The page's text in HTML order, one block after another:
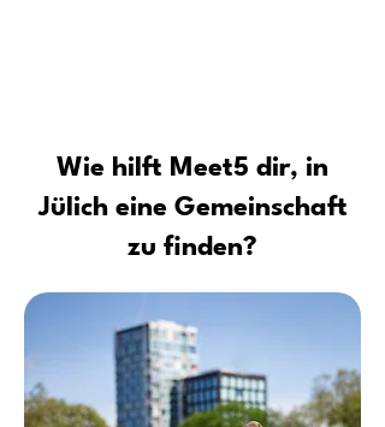
Wie hilft Meet5 dir, in
Jülich eine Gemeinschaft
zu finden?